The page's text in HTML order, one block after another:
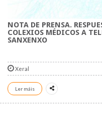
NOTA DE PRENSA.
COLEXIOS MÉDICOS A
SANXENXO
Xeral
Ler máis